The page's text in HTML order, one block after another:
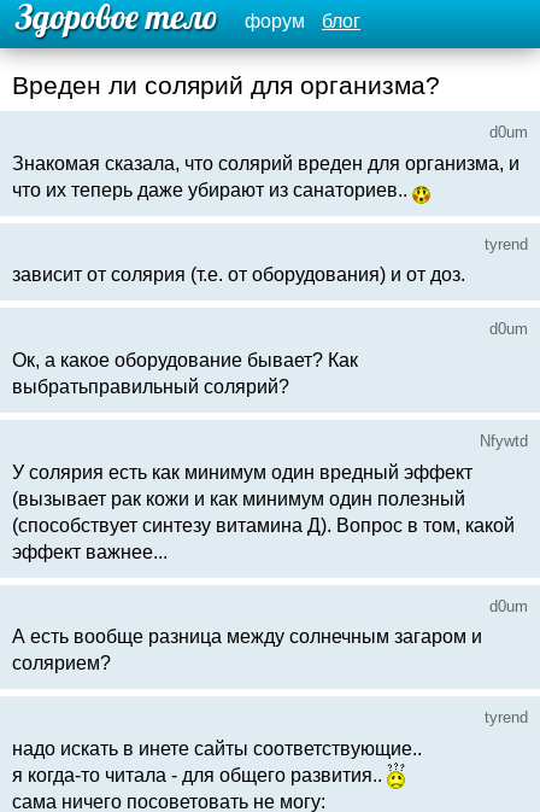
форум блог
Вреден ли солярий для организма?
d0um
Знакомая сказала, что солярий вреден для организма, и
что их теперь даже убирают из санаториев..
tyrend
зависит от солярия (т.е. от оборудования) и от доз.
d0um
Ок, а какое оборудование бывает? Как
выбратьправильный солярий?
Nfywtd
У солярия есть как минимум один вредный эффект
(вызывает рак кожи и как минимум один полезный
(способствует синтезу витамина Д). Вопрос в том, какой
эффект важнее...
d0um
А есть вообще разница между солнечным загаром и
солярием?
tyrend
надо искать в инете сайты соответствующие..
я когда-то читала - для общего развития..
сама ничего посоветовать не могу: